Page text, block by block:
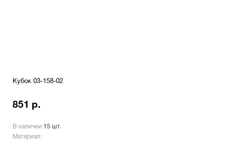
Кубок 03-158-02
851 р.
В наличии:15 шт.
Материал: